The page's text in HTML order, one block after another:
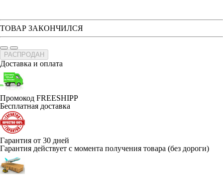
ТОВАР ЗАКОНЧИЛСЯ
РАСПРОДАН
Доставка и оплата
Промокод FREESHIPP
Бесплатная доставка
Гарантия от 30 дней
Гарантия действует с момента получения товара (без дороги)